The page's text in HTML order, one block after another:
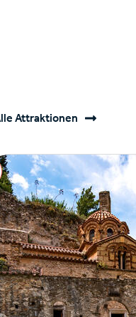
Attraktionen